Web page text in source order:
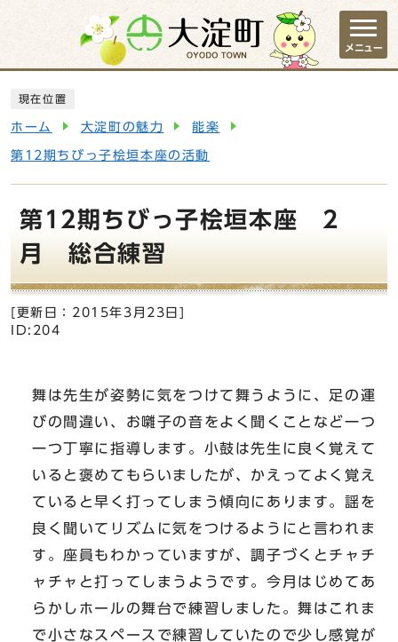
ページの先頭です
メニュー
現在位置
ホーム 大淀町の魅力 能楽
第12期ちびっ子桧垣本座の活動
第12期ちびっ子桧垣本座 2
月 総合練習
[更新日： 2015年3月23日
ID:204
舞は先生が姿勢に気をつけて舞うように、足の運
びの間違い、お囃子の音をよく聞くことなど一つ
一つ丁寧に指導します。小鼓は先生に良く覚えて
いると褒めてもらいましたが、かえってよく覚え
ていると早く打ってしまう傾向にあります。謡を
良く聞いてリズムに気をつけるようにと言われま
す。座員もわかっていますが、調子づくとチャチ
ャチャと打ってしまうようです。今月はじめてあ
らかしホールの舞台で練習しました。舞はこれま
で小さなスペースで練習していたので少し感覚が